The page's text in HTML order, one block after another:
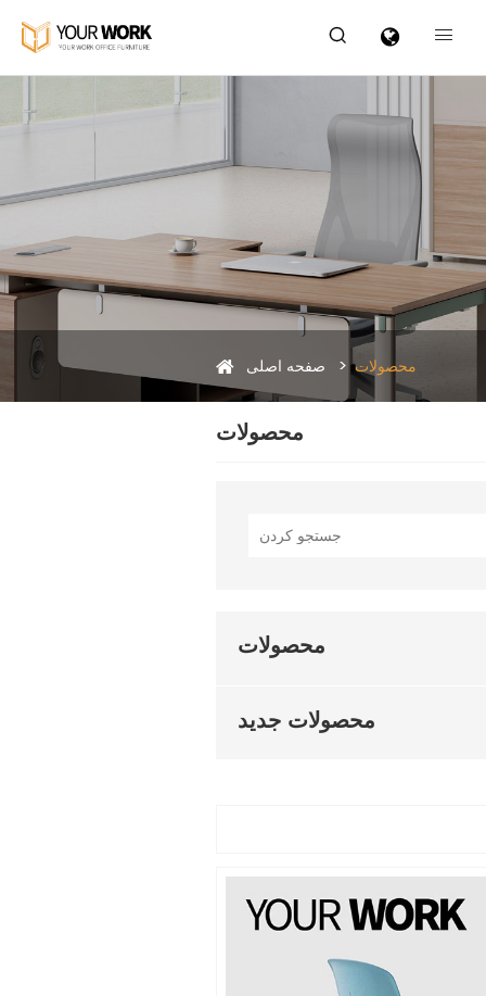
 
صفحه اصلی محصولات
محصولات
محصولات
محصولات جدید